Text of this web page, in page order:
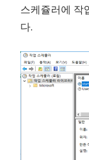
스케쥴러에 작
다.